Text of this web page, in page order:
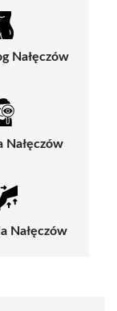
Nałęczów
Nałęczów
Nałęczów